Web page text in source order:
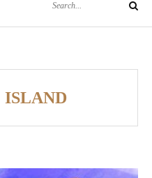
Search
ISLAND